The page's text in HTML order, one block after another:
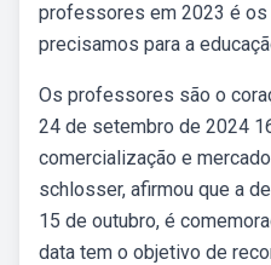
professores em 2023 é
precisamos para a
Os professores são o
24 de setembro de 2024
comercialização e
schlosser, afirmou que a
15 de outubro, é
data tem o objetivo de